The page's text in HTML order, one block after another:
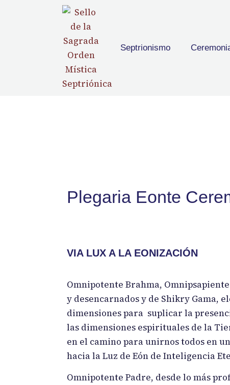
Septrionismo
Plegaria Eonte
VIA LUX A LA EONIZACIÓN
Omnipotente Brahma,
y desencarnados y de Shikry Gama,
dimensiones para suplicar la
las dimensiones espirituales de la
en el camino para unirnos todos en
hacia la Luz de Eón de Inteligencia
Omnipotente Padre, desde lo más